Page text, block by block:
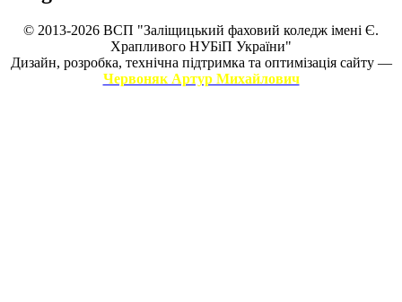
© 2013-2026 ВСП "Заліщицький фаховий коледж імені Є.
Храпливого НУБіП України"
Дизайн, розробка, технічна підтримка та оптимізація сайту —
Червоняк Артур Михайлович